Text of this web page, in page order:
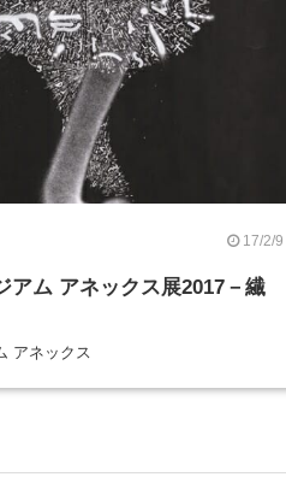
17/2/9
アム アネックス展2017－繊
アネックス